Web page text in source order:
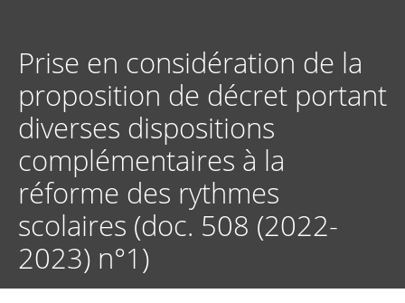
principal
Prise en considération de la
proposition de décret portant
diverses dispositions
complémentaires à la
réforme des rythmes
scolaires (doc. 508 (2022-
2023) n°1)